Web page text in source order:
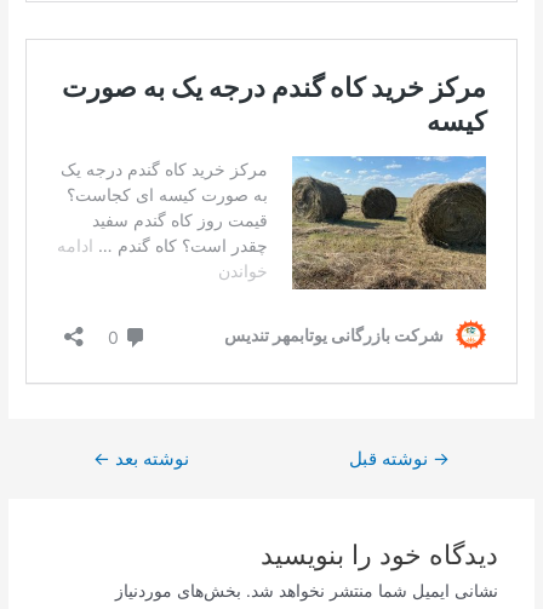
→ نوشته قبل نوشته بعد ←
دیدگاه‌ خود را بنویسید
نشانی ایمیل شما منتشر نخواهد شد. بخش‌های موردنیاز